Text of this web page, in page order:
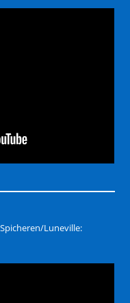
Luneville: